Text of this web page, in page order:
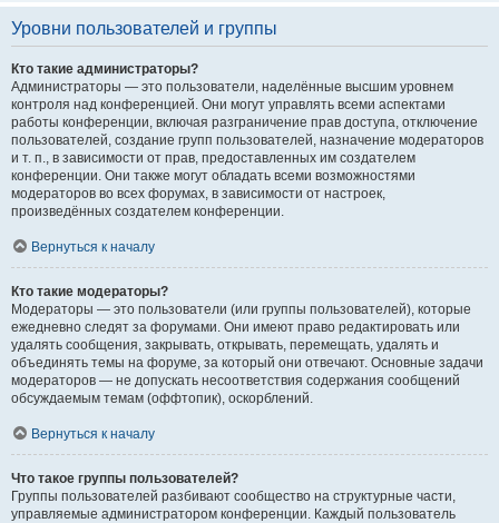
Уровни пользователей и группы
Кто такие администраторы?
Администраторы — это пользователи, наделённые высшим уровнем
контроля над конференцией. Они могут управлять всеми аспектами
работы конференции, включая разграничение прав доступа, отключение
пользователей, создание групп пользователей, назначение модераторов
и т. п., в зависимости от прав, предоставленных им создателем
конференции. Они также могут обладать всеми возможностями
модераторов во всех форумах, в зависимости от настроек,
произведённых создателем конференции.
Вернуться к началу
Кто такие модераторы?
Модераторы — это пользователи (или группы пользователей), которые
ежедневно следят за форумами. Они имеют право редактировать или
удалять сообщения, закрывать, открывать, перемещать, удалять и
объединять темы на форуме, за который они отвечают. Основные задачи
модераторов — не допускать несоответствия содержания сообщений
обсуждаемым темам (оффтопик), оскорблений.
Вернуться к началу
Что такое группы пользователей?
Группы пользователей разбивают сообщество на структурные части,
управляемые администратором конференции. Каждый пользователь